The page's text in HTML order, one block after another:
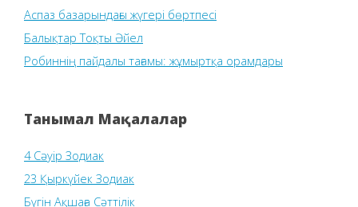
Аспаз базарындағы жүгері бөртпесі
Балықтар Тоқты Әйел
Робиннің пайдалы тағамы: жұмыртқа орамдары
Танымал Мақалалар
4 Сәуір Зодиак
23 Қыркүйек Зодиак
Бүгін Ақшаға Сәттілік